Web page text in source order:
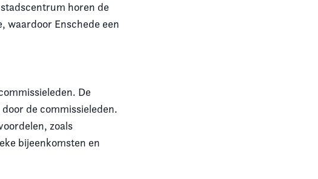
horen de
waardoor Enschede een
De
de commissieleden.
zoals
bijeenkomsten en